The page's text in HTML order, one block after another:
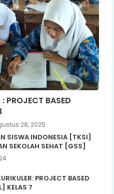
PROJECT BASED
28, 2025
SISWA INDONESIA [TKSI]
SEKOLAH SEHAT [GSS]
PROJECT BASED
KELAS 7